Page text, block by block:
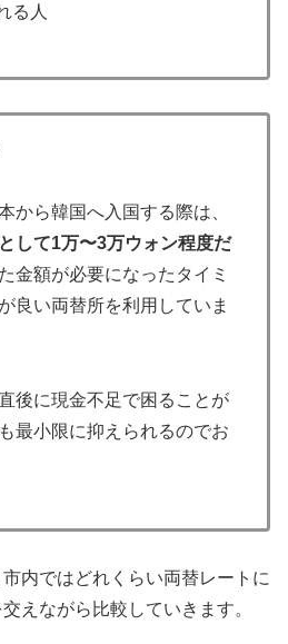
る人
から韓国へ入国する際は、
して1万〜3万ウォン程度だ
金額が必要になったタイミ
良い両替所を利用していま
後に現金不足で困ることが
最小限に抑えられるのでお
内ではどれくらい両替レートに
えながら比較していきます。